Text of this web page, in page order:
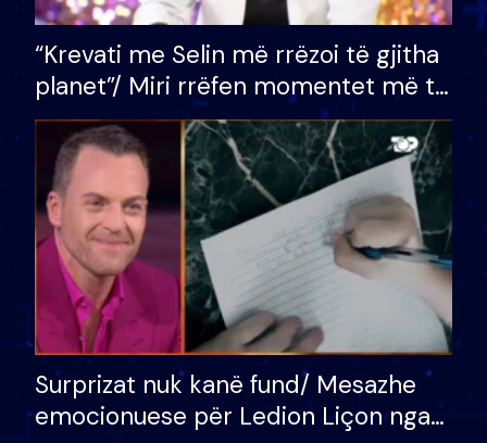
“Krevati me Selin më rrëzoi të gjitha
planet”/ Miri rrëfen momentet më të
bukura në shtëpinë e BB VIP: Do më
mungojë zilja e mëngjesit kur…
Surprizat nuk kanë fund/ Mesazhe
emocionuese për Ledion Liçon nga